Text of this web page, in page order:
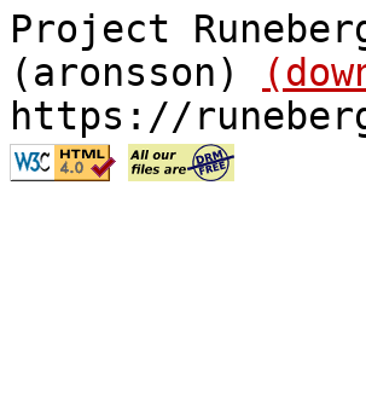
Project
(aronsson)
https://